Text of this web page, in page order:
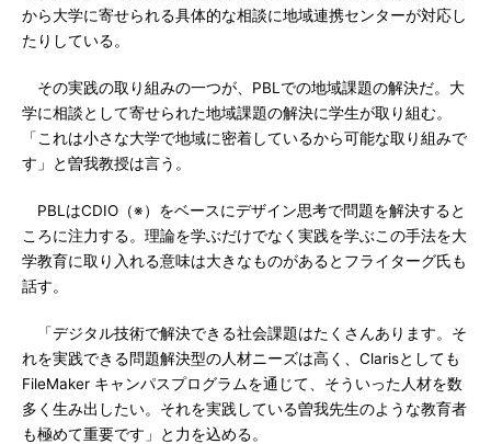
から大学に寄せられる具体的な相談に地域連携センターが対応し
たりしている。
その実践の取り組みの一つが、PBLでの地域課題の解決だ。大
学に相談として寄せられた地域課題の解決に学生が取り組む。
「これは小さな大学で地域に密着しているから可能な取り組みで
す」と曽我教授は言う。
PBLはCDIO（※）をベースにデザイン思考で問題を解決すると
ころに注力する。理論を学ぶだけでなく実践を学ぶこの手法を大
学教育に取り入れる意味は大きなものがあるとフライターグ氏も
話す。
「デジタル技術で解決できる社会課題はたくさんあります。そ
れを実践できる問題解決型の人材ニーズは高く、Clarisとしても
FileMaker キャンパスプログラムを通じて、そういった人材を数
多く生み出したい。それを実践している曽我先生のような教育者
も極めて重要です」と力を込める。